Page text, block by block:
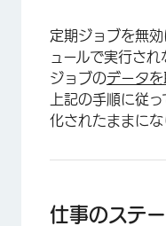
定期ジョブを無
ュールで実行さ
ジョブのデータを
上記の手順に従
化されたままにな
仕事のステ